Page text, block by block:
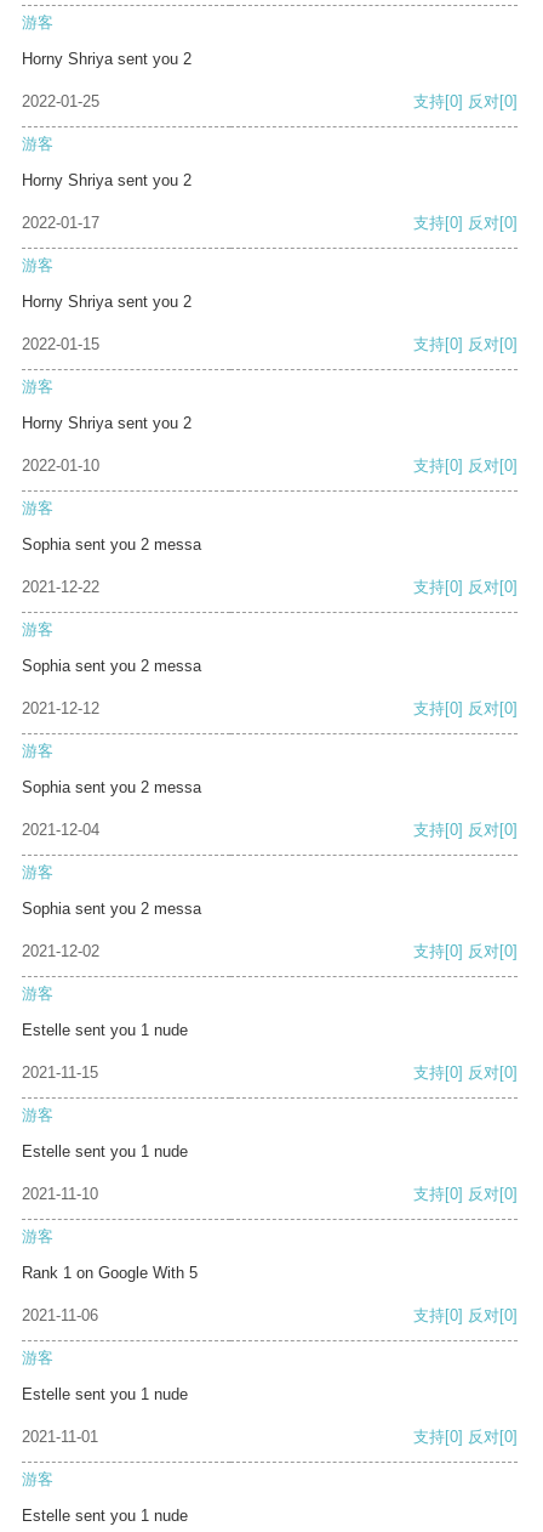
游客
Horny Shriya sent you 2
2022-01-25 支持[0] 反对[0]
游客
Horny Shriya sent you 2
2022-01-17 支持[0] 反对[0]
游客
Horny Shriya sent you 2
2022-01-15 支持[0] 反对[0]
游客
Horny Shriya sent you 2
2022-01-10 支持[0] 反对[0]
游客
Sophia sent you 2 messa
2021-12-22 支持[0] 反对[0]
游客
Sophia sent you 2 messa
2021-12-12 支持[0] 反对[0]
游客
Sophia sent you 2 messa
2021-12-04 支持[0] 反对[0]
游客
Sophia sent you 2 messa
2021-12-02 支持[0] 反对[0]
游客
Estelle sent you 1 nude
2021-11-15 支持[0] 反对[0]
游客
Estelle sent you 1 nude
2021-11-10 支持[0] 反对[0]
游客
Rank 1 on Google With 5
2021-11-06 支持[0] 反对[0]
游客
Estelle sent you 1 nude
2021-11-01 支持[0] 反对[0]
游客
Estelle sent you 1 nude